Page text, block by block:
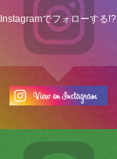
Instagramでフォローする!?